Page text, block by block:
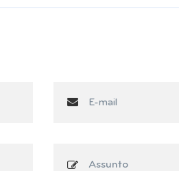
Assunto